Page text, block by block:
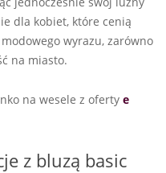
dla kobiet, które cenią
wyrazu, zarówno
na miasto.
na wesele z oferty e
z bluzą basic